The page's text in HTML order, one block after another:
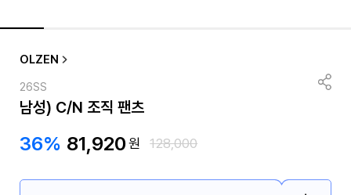
OLZEN
26SS
남성) C/N 조직 팬츠
36% 81,920원 128,000